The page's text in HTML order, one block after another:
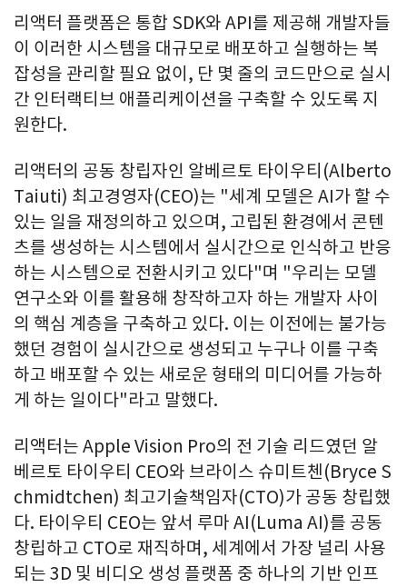
리액터 플랫폼은 통합 SDK와 API를 제공해 개발자들
이 이러한 시스템을 대규모로 배포하고 실행하는 복
잡성을 관리할 필요 없이, 단 몇 줄의 코드만으로 실시
간 인터랙티브 애플리케이션을 구축할 수 있도록 지
원한다.
리액터의 공동 창립자인 알베르토 타이우티(Alberto
Taiuti) 최고경영자(CEO)는 "세계 모델은 AI가 할 수
있는 일을 재정의하고 있으며, 고립된 환경에서 콘텐
츠를 생성하는 시스템에서 실시간으로 인식하고 반응
하는 시스템으로 전환시키고 있다"며 "우리는 모델
연구소와 이를 활용해 창작하고자 하는 개발자 사이
의 핵심 계층을 구축하고 있다. 이는 이전에는 불가능
했던 경험이 실시간으로 생성되고 누구나 이를 구축
하고 배포할 수 있는 새로운 형태의 미디어를 가능하
게 하는 일이다"라고 말했다.
리액터는 Apple Vision Pro의 전 기술 리드였던 알
베르토 타이우티 CEO와 브라이스 슈미트첸(Bryce S
chmidtchen) 최고기술책임자(CTO)가 공동 창립했
다. 타이우티 CEO는 앞서 루마 AI(Luma AI)를 공동
창립하고 CTO로 재직하며, 세계에서 가장 널리 사용
되는 3D 및 비디오 생성 플랫폼 중 하나의 기반 인프